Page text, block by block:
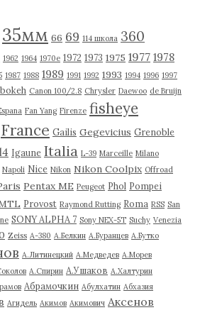
35мм 66 69 114 школа 360
1962 1964 1970е 1972 1973 1975 1977 1978
1987 1988 1989 1991 1992 1993 1994 1996 1997
bokeh Canon 100/2.8 Chrysler Daewoo de Bruijn
Fan Yang Firenze fisheye
France Gailis Gegevicius Grenoble
Igaune Italia L-39 Marceille Milano
Napoli Nice Nikon Nikon Coolpix Offroad
Pentax ME Peugeot Phol Pompei
Provost Raymond Rutting Roma RSS San
SONY ALPHA 7 Sony NEX-5T Suchy Venezia
Zeiss А-380 А.Белкин А.Буранцев А.Бутко
А.Литинецкий А.Медведев А.Морев
А.Спирин А.Ушаков А.Халтурин
Абрамочкин Абулхатин Абхазия
Агидель Акимов Акимович Аксенов